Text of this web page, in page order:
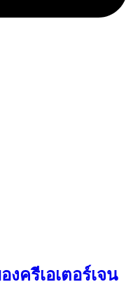
ครีเอเตอร์เจน